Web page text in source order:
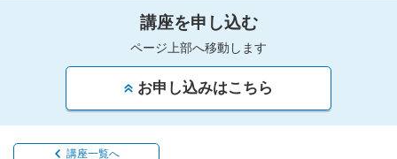
講座を申し込む
ページ上部へ移動します
お申し込みはこちら
講座一覧へ